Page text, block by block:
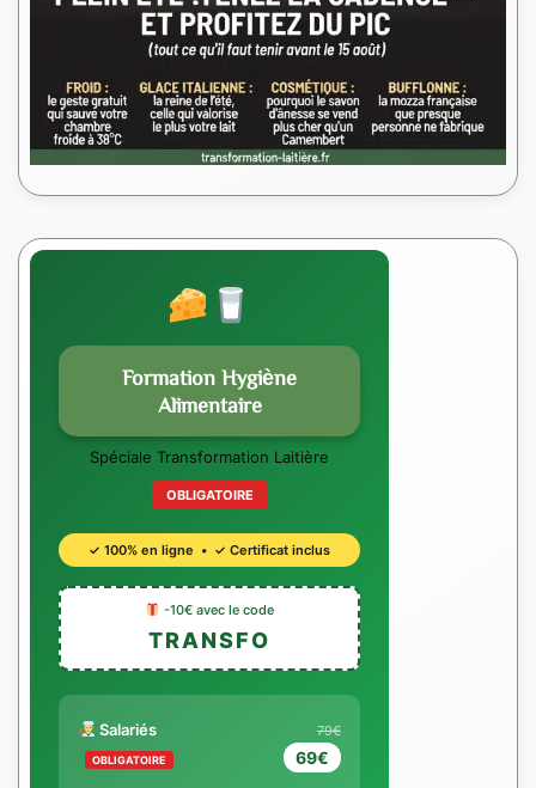
Formation Hygiène
Alimentaire
Spéciale Transformation Laitière
OBLIGATOIRE
✓ 100% en ligne • ✓ Certificat inclus
-10€ avec le code
TRANSFO
Salariés
OBLIGATOIRE
79€
69€